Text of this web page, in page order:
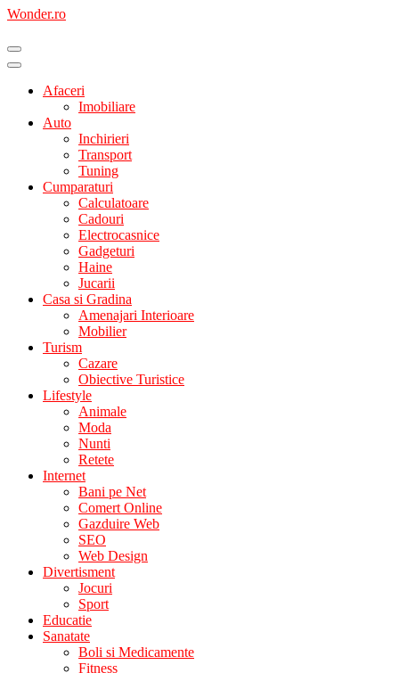
Wonder.ro
Afaceri
Imobiliare
Auto
Inchirieri
Transport
Tuning
Cumparaturi
Calculatoare
Cadouri
Electrocasnice
Gadgeturi
Haine
Jucarii
Casa si Gradina
Amenajari Interioare
Mobilier
Turism
Cazare
Obiective Turistice
Lifestyle
Animale
Moda
Nunti
Retete
Internet
Bani pe Net
Comert Online
Gazduire Web
SEO
Web Design
Divertisment
Jocuri
Sport
Educatie
Sanatate
Boli si Medicamente
Fitness